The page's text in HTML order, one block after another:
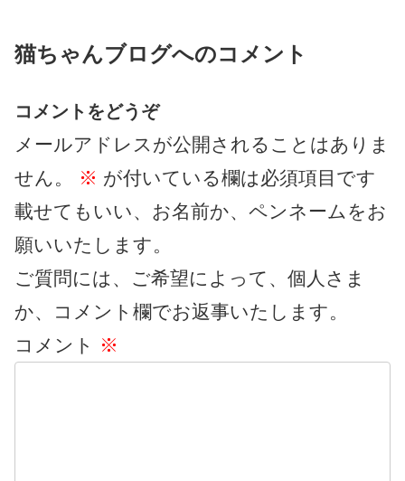
猫ちゃんブログへのコメント
コメントをどうぞ
メールアドレスが公開されることはありま
せん。
※ が付いている欄は必須項目です
載せてもいい、お名前か、ペンネームをお
願いいたします。
ご質問には、ご希望によって、個人さま
か、コメント欄でお返事いたします。
コメント
※